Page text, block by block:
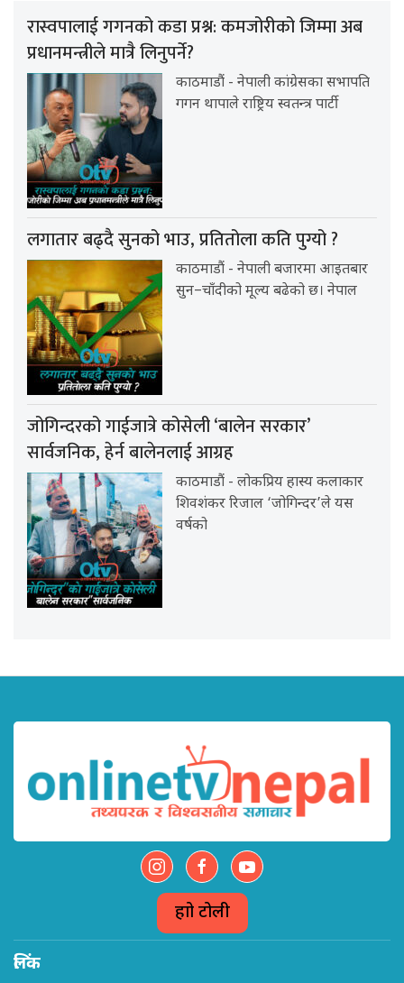
रास्वपालाई गगनको कडा प्रश्न: कमजोरीको जिम्मा अब
प्रधानमन्त्रीले मात्रै लिनुपर्ने?
काठमाडौं - नेपाली कांग्रेसका सभापति
गगन थापाले राष्ट्रिय स्वतन्त्र पार्टी
लगातार बढ्दै सुनको भाउ, प्रतितोला कति पुग्यो ?
काठमाडौं - नेपाली बजारमा आइतबार
सुन–चाँदीको मूल्य बढेको छ। नेपाल
जोगिन्दरको गाईजात्रे कोसेली ‘बालेन सरकार’
सार्वजनिक, हेर्न बालेनलाई आग्रह
काठमाडौं - लोकप्रिय हास्य कलाकार
शिवशंकर रिजाल ‘जोगिन्दर’ले यस
वर्षको
हाम्रो टोली
लिंक